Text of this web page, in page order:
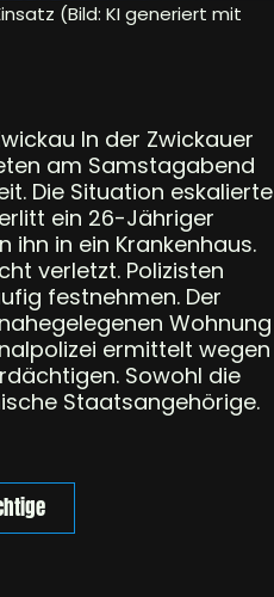
(Bild: KI generiert mit
In der Zwickauer
am Samstagabend
Die Situation eskalierte
ein 26-Jähriger
in ein Krankenhaus.
verletzt. Polizisten
festnehmen. Der
Wohnung
ermittelt wegen
Sowohl die
Staatsangehörige.